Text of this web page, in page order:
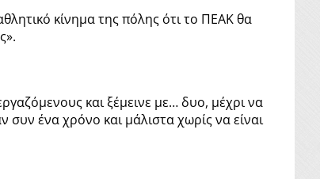
κίνημα της πόλης ότι το ΠΕΑΚ θα
και ξέμεινε με… δυο, μέχρι να
ένα χρόνο και μάλιστα χωρίς να είναι